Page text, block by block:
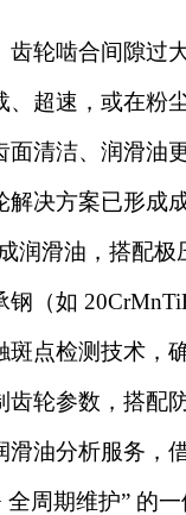
轮啮合间隙过
超速，或在粉
清洁、润滑油
决方案已形成
润滑油，搭配
钢（如
点检测技术，
轮参数，搭配
油分析服务，
全周期维护” 的